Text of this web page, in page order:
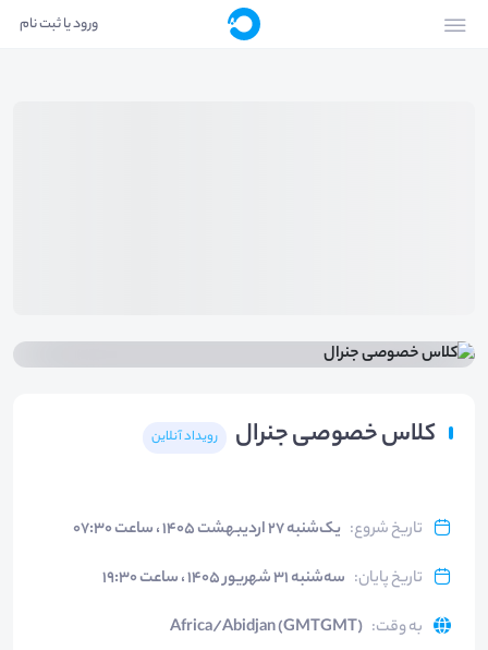
ورود یا ثبت نام
کلاس خصوصی جنرال رویداد آنلاین
تاریخ شروع: یک‌شنبه ۲۷ اردیبهشت ۱۴۰۵ ، ساعت ۰۷:۳۰
تاریخ پایان: سه‌شنبه ۳۱ شهریور ۱۴۰۵ ، ساعت ۱۹:۳۰
به وقت:
Africa/Abidjan (GMTGMT)